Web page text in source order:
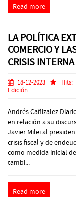
Read more
LA POLÍTICA
COMERCIO Y
CRISIS INTERNA
18-12-2023 Hits:
Edición
Andrés Cañizalez
en relación a su
Javier Milei al
crisis fiscal y de
como medida inicial
tambi...
Read more